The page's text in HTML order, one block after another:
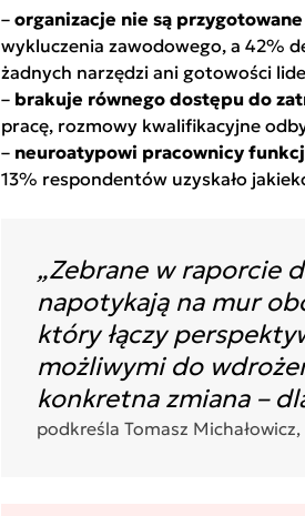
– organizacje nie są
wykluczenia zawodowego, a 42%
żadnych narzędzi ani gotowości
– brakuje równego dostępu do
pracę, rozmowy kwalifikacyjne
– neuroatypowi pracownicy
13% respondentów uzyskało
„Zebrane w raporcie
napotykają na mur
który łączy
możliwymi do
konkretna zmiana –
podkreśla Tomasz